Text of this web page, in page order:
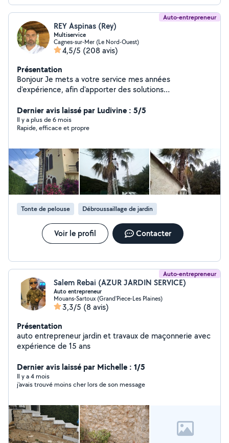
Auto-entrepreneur
REY Aspinas (Rey)
Multiservice
Cagnes-sur-Mer (Le Nord-Ouest)
4,5/5 (208 avis)
Présentation
Bonjour Je mets a votre service mes années
d'expérience, afin d'apporter des solutions
Déplacement et devis gratuit Pour plus de
renseignement nous contacter
Dernier avis laissé par Ludivine : 5/5
Il y a plus de 6 mois
Rapide, efficace et propre
Tonte de pelouse Débroussaillage de jardin
Voir le profil Contacter
Auto-entrepreneur
Salem Rebai (AZUR JARDIN SERVICE)
Auto entrepreneur
Mouans-Sartoux (Grand'Piece-Les Plaines)
3,3/5 (8 avis)
Présentation
auto entrepreneur jardin et travaux de maçonnerie avec
expérience de 15 ans
Dernier avis laissé par Michelle : 1/5
Il y a 4 mois
j'avais trouvé moins cher lors de son message